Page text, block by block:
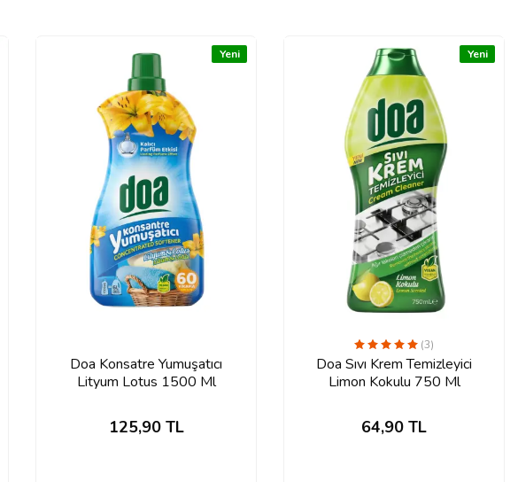
Yeni
Doa Konsatre Yumuşatıcı
Lityum Lotus 1500 Ml
125,90TL
Yeni
(3)
Doa Sıvı Krem Temizleyici
Limon Kokulu 750 Ml
64,90 TL